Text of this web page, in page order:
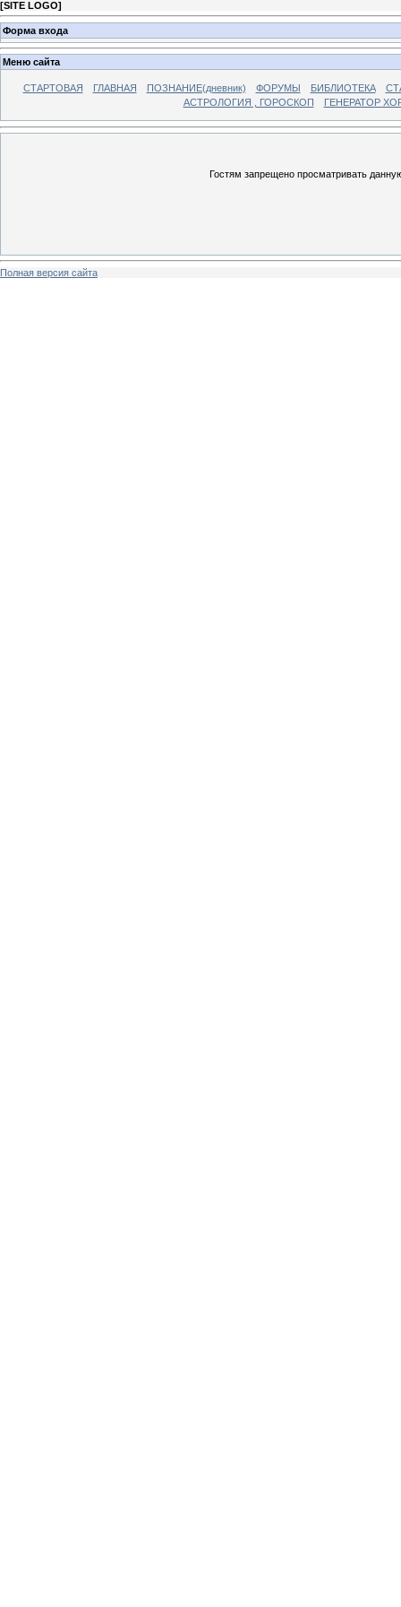
[SITE LOGO]
Форма входа
Меню сайта
СТАРТОВАЯ ГЛАВНАЯ ПОЗНАНИЕ(дневник) ФОРУМЫ БИБЛИОТЕКА
АСТРОЛОГИЯ , ГОРОСКОП
ГЕНЕРАТОР
Гостям запрещено просматривать
Полная версия сайта